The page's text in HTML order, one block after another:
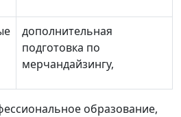
дополнительная
подготовка по
мерчандайзингу,
образование,